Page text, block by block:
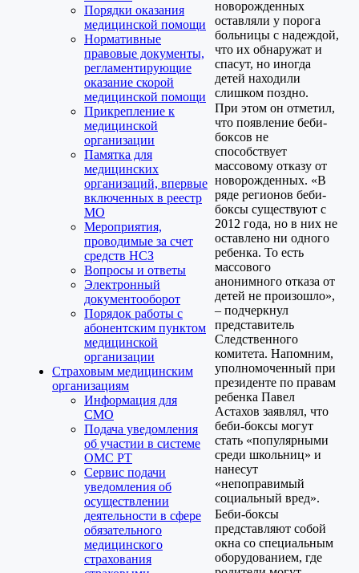
Порядки оказания
медицинской помощи
Нормативные
правовые документы,
регламентирующие
оказание скорой
медицинской помощи
Прикрепление к
медицинской
организации
Памятка для
медицинских
организаций, впервые
включенных в реестр
МО
Мероприятия,
проводимые за счет
средств НСЗ
Вопросы и ответы
Электронный
документооборот
Порядок работы с
абонентским пунктом
медицинской
организации
Страховым медицинским
организациям
Информация для
СМО
Подача уведомления
об участии в системе
ОМС РТ
Сервис подачи
уведомления об
осуществлении
деятельности в сфере
обязательного
медицинского
страхования
новорожденных
оставляли у порога
больницы с надеждой,
что их обнаружат и
спасут, но иногда
детей находили
слишком поздно.
При этом он отметил,
что появление беби-
боксов не
способствует
массовому отказу от
новорожденных. «В
ряде регионов беби-
боксы существуют с
2012 года, но в них не
оставлено ни одного
ребенка. То есть
массового
анонимного отказа от
детей не произошло»,
– подчеркнул
представитель
Следственного
комитета. Напомним,
уполномоченный при
президенте по правам
ребенка Павел
Астахов заявлял, что
беби-боксы могут
стать «популярными
среди школьниц» и
нанесут
«непоправимый
социальный вред».
Беби-боксы
представляют собой
окна со специальным
оборудованием, где